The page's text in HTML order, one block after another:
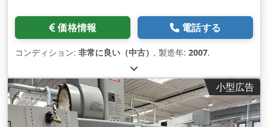
価格情報 電話する
コンディション: 非常に良い（中古） , 製造年: 2007,
小型広告